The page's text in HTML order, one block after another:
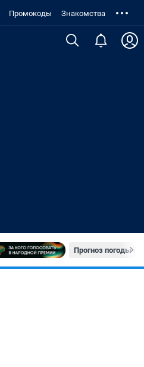
Промокоды Знакомства
Прогноз погоды